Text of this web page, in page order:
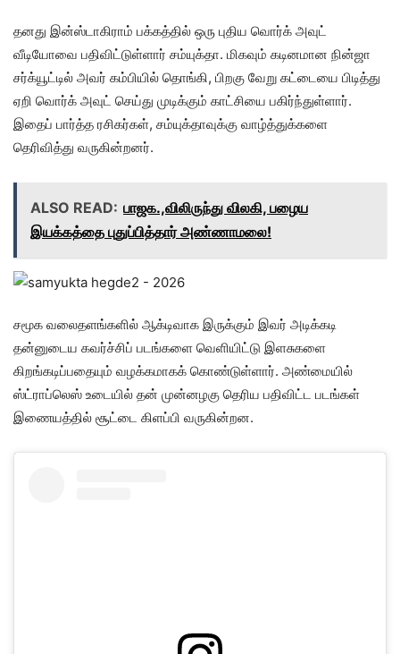
தனது இன்ஸ்டாகிராம் பக்கத்தில் ஒரு புதிய வொர்க் அவுட்
வீடியோவை பதிவிட்டுள்ளார் சம்யுக்தா. மிகவும் கடினமான நின்ஜா
சர்க்யூட்டில் அவர் கம்பியில் தொங்கி, பிறகு வேறு கட்டையை பிடித்து
ஏறி வொர்க் அவுட் செய்து முடிக்கும் காட்சியை பகிர்ந்துள்ளார்.
இதைப் பார்த்த ரசிகர்கள், சம்யுக்தாவுக்கு வாழ்த்துக்களை
தெரிவித்து வருகின்றனர்.
ALSO READ: பாஜக.,விலிருந்து விலகி, பழைய
இயக்கத்தை புதுப்பித்தார் அண்ணாமலை!
சமூக வலைதளங்களில் ஆக்டிவாக இருக்கும் இவர் அடிக்கடி
தன்னுடைய கவர்ச்சிப் படங்களை வெளியிட்டு இளசுகளை
கிறங்கடிப்பதையும் வழக்கமாகக் கொண்டுள்ளார். அண்மையில்
ஸ்ட்ராப்லெஸ் உடையில் தன் முன்னழகு தெரிய பதிவிட்ட படங்கள்
இணையத்தில் சூட்டை கிளப்பி வருகின்றன.